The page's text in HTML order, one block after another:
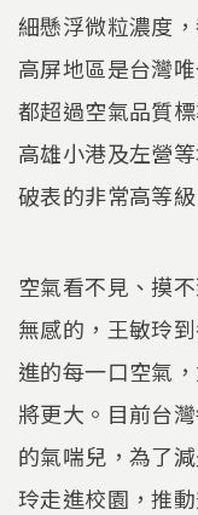
細懸浮微粒濃度
高屏地區是台灣
都超過空氣品質
高雄小港及左營
破表的非常高等級
空氣看不見、摸
無感的，王敏玲
進的每一口空氣
將更大。目前台
的氣喘兒，為了
玲走進校園，推